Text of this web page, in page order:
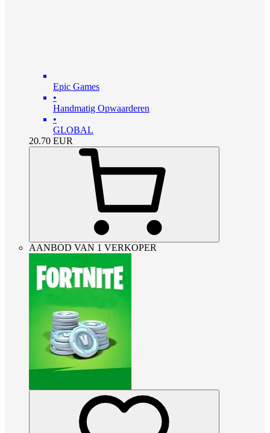
Epic Games
•
Handmatig Opwaarderen
•
GLOBAL
20.70 EUR
AANBOD VAN 1 VERKOPER